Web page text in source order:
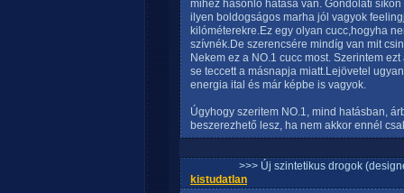
mihez hasonló hatása van. Gondolati
ilyen boldogságos marha jól vagyok
kilóméterekre.Ez egy olyan cucc,hogyha
szívnék.De szerencsére mindíg van mit
Nekem ez a NO.1 cucc most. Szerintem
se teccett a másnapja miatt.Lejövetel
energia ital és már képbe is vagyok.
Úgyhogy szeritem NO.1, mind hatásban,
beszerezhető lesz, ha nem akkor ennél
>>> Új szintetikus drogok
kistudatlan